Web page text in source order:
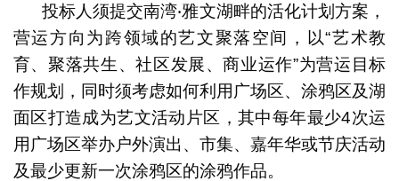
投标人须提交南湾‧雅文湖畔的活化计划方案，
营运方向为跨领域的艺文聚落空间，以“艺术教
育、聚落共生、社区发展、商业运作”为营运目标
作规划，同时须考虑如何利用广场区、涂鸦区及湖
面区打造成为艺文活动片区，其中每年最少4次运
用广场区举办户外演出、市集、嘉年华或节庆活动
及最少更新一次涂鸦区的涂鸦作品。